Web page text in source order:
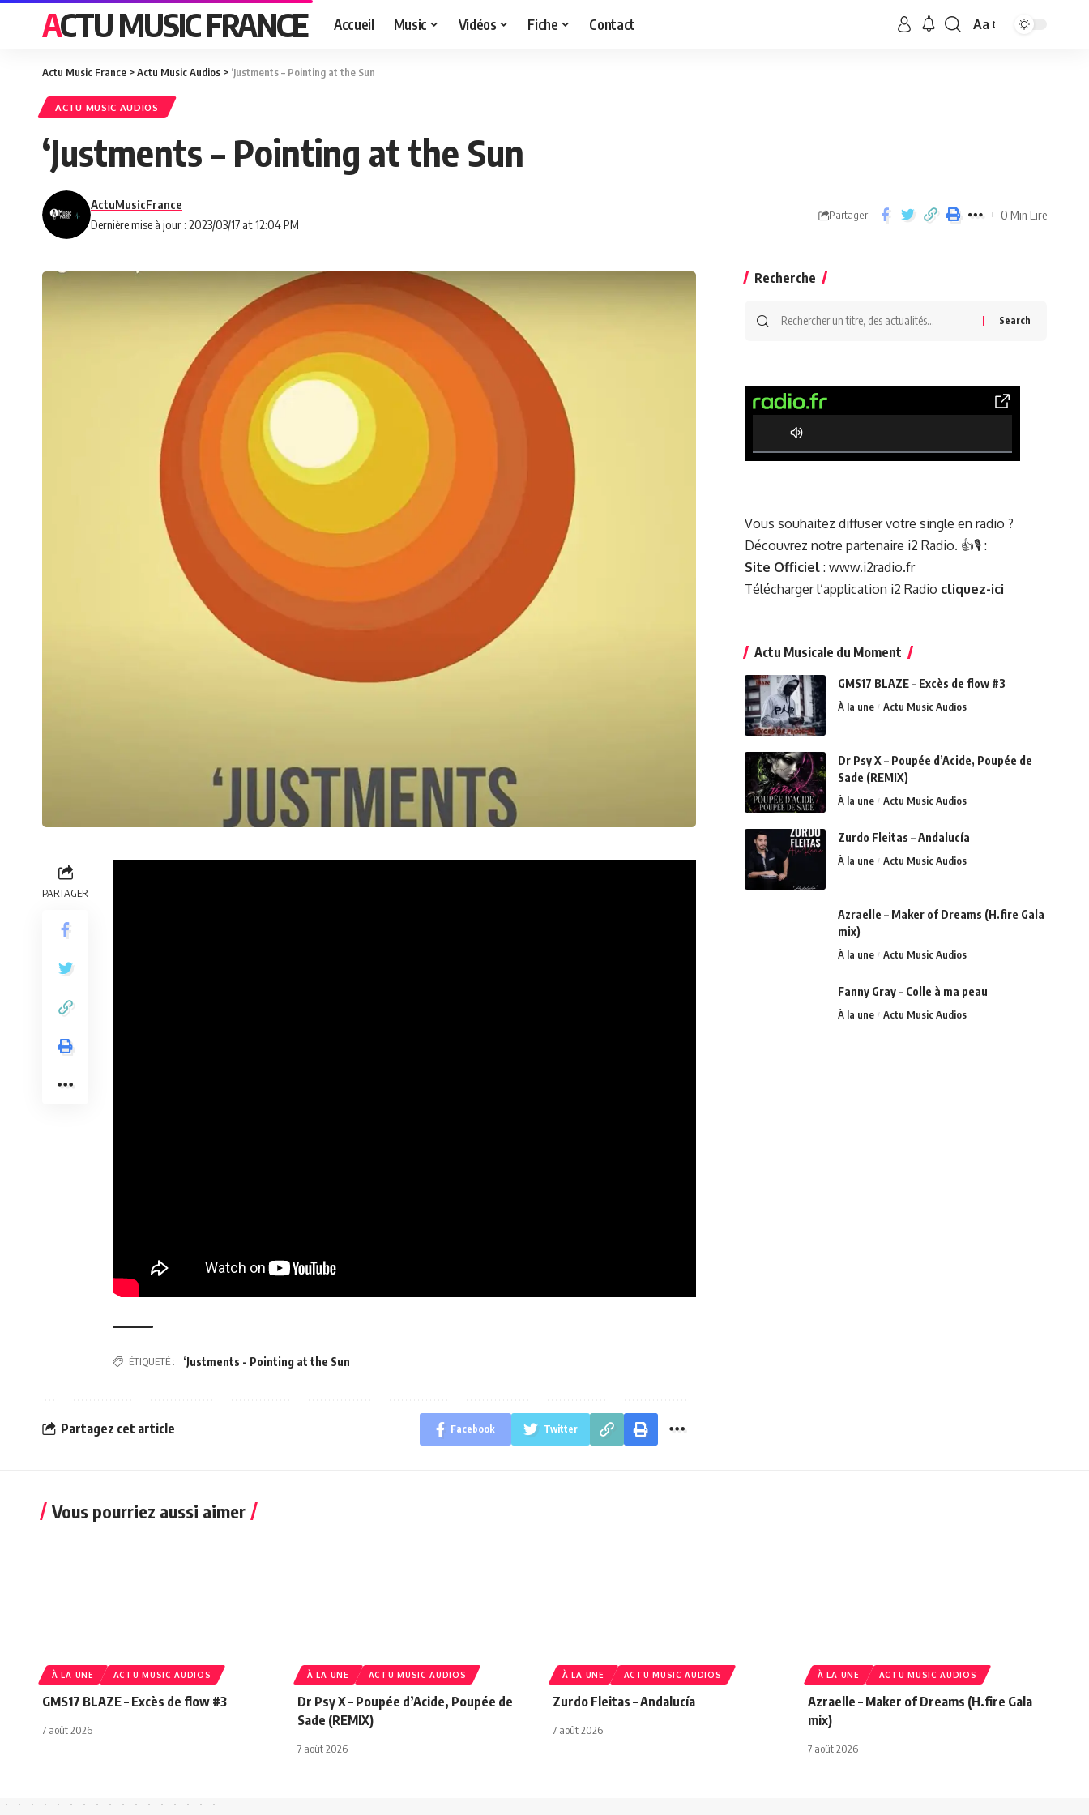
ACTU MUSIC FRANCE Accueil Music Vidéos Fiche Contact Aa
Actu Music France >Actu Music Audios > ‘Justments – Pointing at the Sun
ACTU MUSIC AUDIOS
‘Justments – Pointing at the Sun
Dernière mise à jour : 2023/03/17 at 12:04 PM
ActuMusicFrance
Partager 0 Min Lire
PARTAGER
ÉTIQUETÉ : ‘Justments - Pointing at the Sun
Partagez cet article Facebook Twitter
Recherche
0% Complete
Vous souhaitez diffuser votre single en radio ?
Découvrez notre partenaire i2 Radio. 👍🎙️ :
Site Officiel: www.i2radio.fr
Télécharger l’application i2 Radio cliquez-ici
Actu Musicale du Moment
GMS17 BLAZE – Excès de flow #3
À la une Actu Music Audios
Dr Psy X – Poupée d’Acide, Poupée de
Sade (REMIX)
À la une Actu Music Audios
Zurdo Fleitas – Andalucía
À la une Actu Music Audios
Azraelle – Maker of Dreams (H.fire Gala
mix)
À la une Actu Music Audios
Fanny Gray – Colle à ma peau
À la une Actu Music Audios
Vous pourriez aussi aimer
À LA UNE ACTU MUSIC AUDIOS
GMS17 BLAZE – Excès de flow #3
7 août 2026
À LA UNE ACTU MUSIC AUDIOS
Dr Psy X – Poupée d’Acide, Poupée de
Sade (REMIX)
7 août 2026
À LA UNE ACTU MUSIC AUDIOS
Zurdo Fleitas – Andalucía
7 août 2026
À LA UNE ACTU MUSIC AUDIOS
Azraelle – Maker of Dreams (H.fire Gala
mix)
7 août 2026